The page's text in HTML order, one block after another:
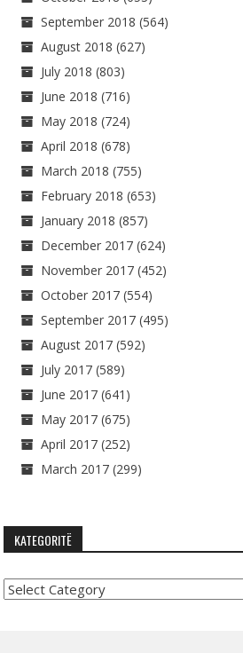
September 2018 (564)
August 2018 (627)
July 2018 (803)
June 2018 (716)
May 2018 (724)
April 2018 (678)
March 2018 (755)
February 2018 (653)
January 2018 (857)
December 2017 (624)
November 2017 (452)
October 2017 (554)
September 2017 (495)
August 2017 (592)
July 2017 (589)
June 2017 (641)
May 2017 (675)
April 2017 (252)
March 2017 (299)
KATEGORITË
Kategoritë